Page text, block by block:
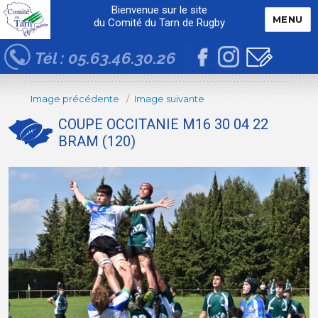
Bienvenue sur le site
du Comité du Tarn de Rugby
Tél : 05.63.46.30.26
MENU
Image précédente Image suivante
COUPE OCCITANIE M16 30 04 22
BRAM (120)